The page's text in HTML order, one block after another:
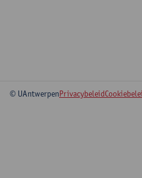
© UAntwerpenPrivacybeleid